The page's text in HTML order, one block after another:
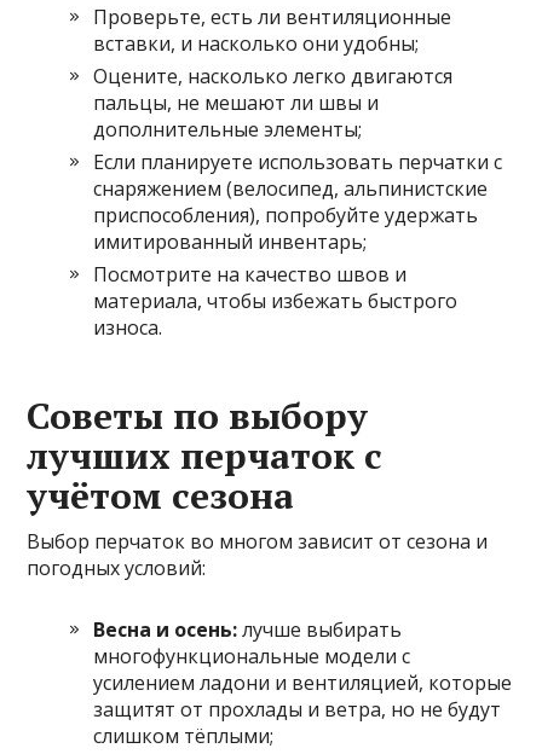
Проверьте, есть ли вентиляционные
вставки, и насколько они удобны;
Оцените, насколько легко двигаются
пальцы, не мешают ли швы и
дополнительные элементы;
Если планируете использовать перчатки с
снаряжением (велосипед, альпинистские
приспособления), попробуйте удержать
имитированный инвентарь;
Посмотрите на качество швов и
материала, чтобы избежать быстрого
износа.
Советы по выбору
лучших перчаток с
учётом сезона
Выбор перчаток во многом зависит от сезона и
погодных условий:
Весна и осень:лучше выбирать
многофункциональные модели с
усилением ладони и вентиляцией, которые
защитят от прохлады и ветра, но не будут
слишком тёплыми;